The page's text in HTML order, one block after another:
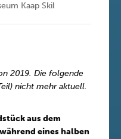
Kaap Skil
2019. Die folgende
nicht mehr aktuell.
aus dem
eines halben